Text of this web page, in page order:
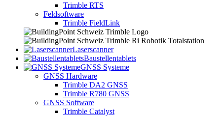
Trimble RTS
Feldsoftware
Trimble FieldLink
Laserscanner
Baustellentablets
GNSS Systeme
GNSS Hardware
Trimble DA2 GNSS
Trimble R780 GNSS
GNSS Software
Trimble Catalyst